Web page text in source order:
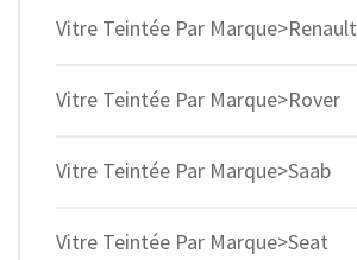
Vitre Teintée Par Marque>Renault
Vitre Teintée Par Marque>Rover
Vitre Teintée Par Marque>Saab
Vitre Teintée Par Marque>Seat